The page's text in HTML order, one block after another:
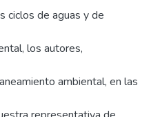
ciclos de aguas y de
los autores,
ambiental, en las